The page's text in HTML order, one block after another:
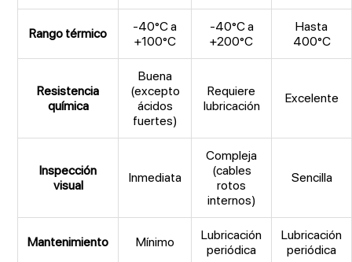
Rango térmico
-40°C a
+100°C
-40°C a
+200°C
Hasta
400°C
Resistencia
química
Buena
(excepto
ácidos
fuertes)
Requiere
lubricación
Excelente
Inspección
visual
Inmediata
Compleja
(cables
rotos
internos)
Sencilla
Mantenimiento Mínimo
Lubricación
periódica
Lubricación
periódica